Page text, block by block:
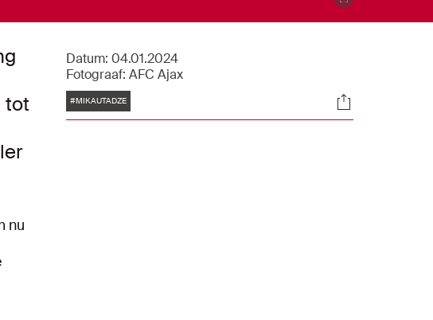
tot
Datum: 04.01.2024
Fotograaf: AFC Ajax
Tags
#MIKAUTADZE Socials
nu